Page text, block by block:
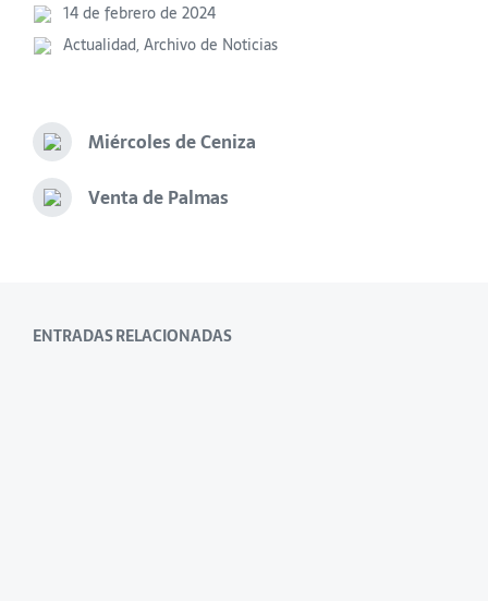
14 de febrero de 2024
Actualidad,Archivo de Noticias
Miércoles de Ceniza
Venta de Palmas
ENTRADAS RELACIONADAS